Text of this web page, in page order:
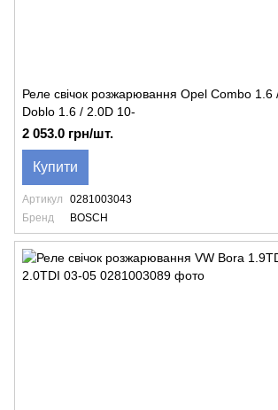
Реле свічок розжарювання Opel Combo
Doblo 1.6 / 2.0D 10-
2 053.0 грн/шт.
Купити
Артикул
0281003043
Бренд
BOSCH